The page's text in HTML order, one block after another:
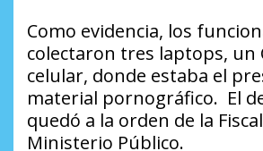
Como evidencia, los
colectaron tres laptops, un
celular, donde estaba el
material pornográfico. El
quedó a la orden de la
Ministerio Público.